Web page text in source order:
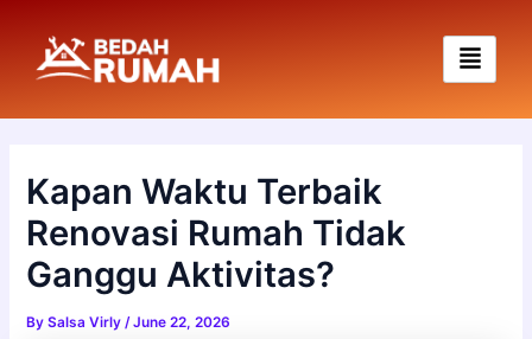
content
Kapan Waktu Terbaik
Renovasi Rumah Tidak
Ganggu Aktivitas?
BySalsa Virly /June 22, 2026